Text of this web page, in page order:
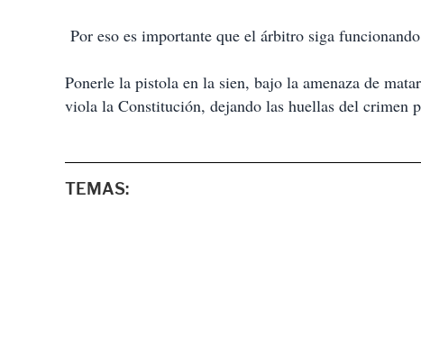
Por eso es importante que el árbitro siga
Ponerle la pistola en la sien, bajo la amenaza de
viola la Constitución, dejando las huellas del crimen
TEMAS: